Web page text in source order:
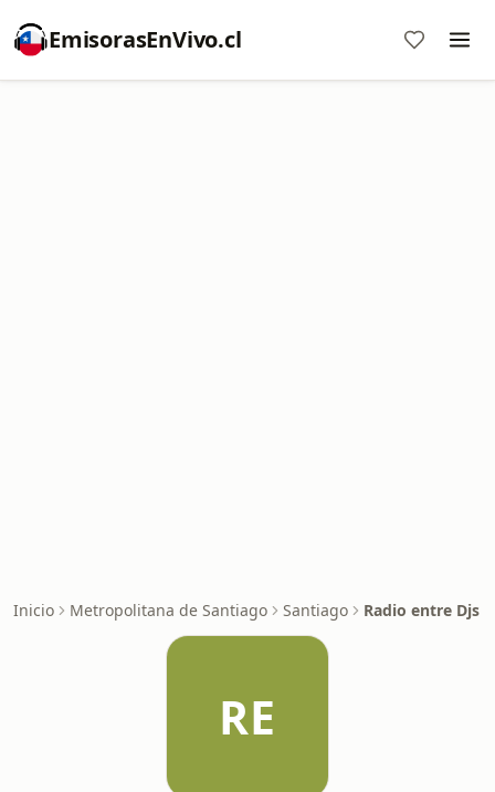
EmisorasEnVivo.cl
Inicio Metropolitana de Santiago Santiago Radio entre Djs
RE